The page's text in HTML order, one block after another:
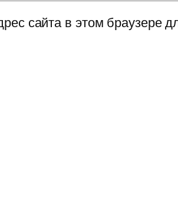
сайта в этом браузере